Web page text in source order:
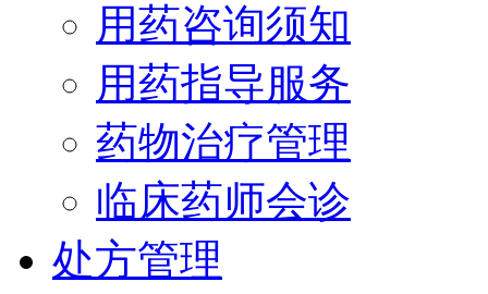
用药咨询须知
用药指导服务
药物治疗管理
临床药师会诊
处方管理